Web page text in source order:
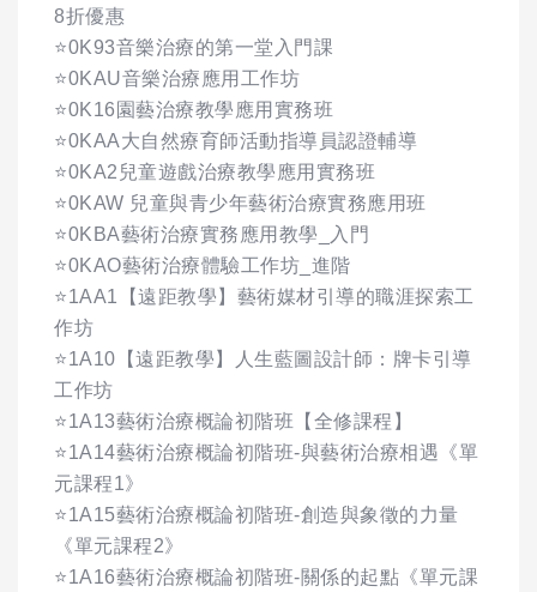
8折優惠
⭐0K93音樂治療的第一堂入門課
⭐0KAU音樂治療應用工作坊
⭐0K16園藝治療教學應用實務班
⭐0KAA大自然療育師活動指導員認證輔導
⭐0KA2兒童遊戲治療教學應用實務班
⭐0KAW 兒童與青少年藝術治療實務應用班
⭐0KBA藝術治療實務應用教學_入門
⭐0KAO藝術治療體驗工作坊_進階
⭐1AA1【遠距教學】藝術媒材引導的職涯探索工
作坊
⭐1A10【遠距教學】人生藍圖設計師：牌卡引導
工作坊
⭐1A13藝術治療概論初階班【全修課程】
⭐1A14藝術治療概論初階班-與藝術治療相遇《單
元課程1》
⭐1A15藝術治療概論初階班-創造與象徵的力量
《單元課程2》
⭐1A16藝術治療概論初階班-關係的起點《單元課